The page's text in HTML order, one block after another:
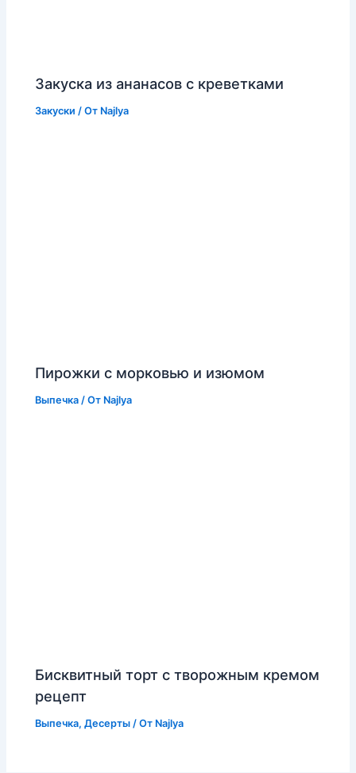
Закуска из ананасов с креветками
Закуски / От Najlya
Пирожки с морковью и изюмом
Выпечка / От Najlya
Бисквитный торт с творожным кремом
рецепт
Выпечка,Десерты / От Najlya